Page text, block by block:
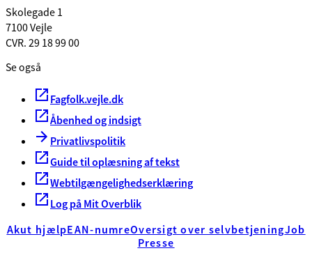
Skolegade 1
7100 Vejle
CVR. 29 18 99 00
Se også
Fagfolk.vejle.dk
Åbenhed og indsigt
Privatlivspolitik
Guide til oplæsning af tekst
Webtilgængelighedserklæring
Log på Mit Overblik
Akut hjælpEAN-numreOversigt over selvbetjeningJob
Presse